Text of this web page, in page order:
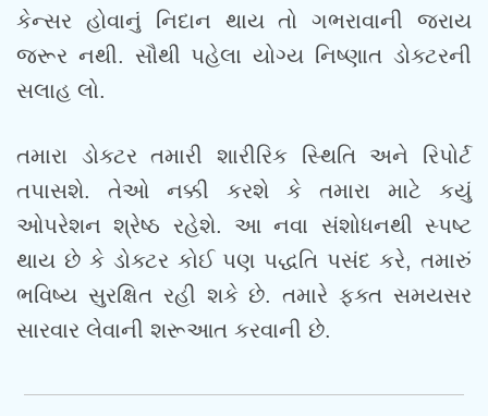
કેન્સર હોવાનું નિદાન થાય તો ગભરાવાની જરાય
જરૂર નથી. સૌથી પહેલા યોગ્ય નિષ્ણાત ડોક્ટરની
સલાહ લો.
તમારા ડોક્ટર તમારી શારીરિક સ્થિતિ અને રિપોર્ટ
તપાસશે. તેઓ નક્કી કરશે કે તમારા માટે કયું
ઓપરેશન શ્રેષ્ઠ રહેશે. આ નવા સંશોધનથી સ્પષ્ટ
થાય છે કે ડોક્ટર કોઈ પણ પદ્ધતિ પસંદ કરે, તમારું
ભવિષ્ય સુરક્ષિત રહી શકે છે. તમારે ફક્ત સમયસર
સારવાર લેવાની શરૂઆત કરવાની છે.